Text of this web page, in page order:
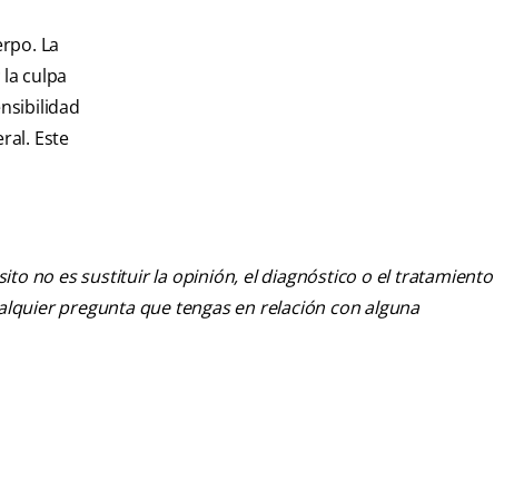
La
culpa
Este
no es sustituir la opinión, el diagnóstico o el tratamiento
pregunta que tengas en relación con alguna